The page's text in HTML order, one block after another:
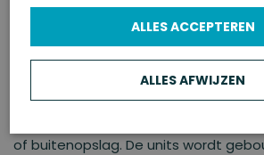
Bedrijfsunit 09 is een moderne, goed
met circa 176 m² oppervlakte. De
of buitenopslag. De units wordt
ALLES ACCEPTEREN
ALLES AFWIJZEN